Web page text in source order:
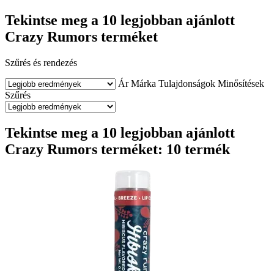
Tekintse meg a 10 legjobban ajánlott
Crazy Rumors terméket
Szűrés és rendezés
Ár Márka Tulajdonságok Minősítések
Szűrés
Tekintse meg a 10 legjobban ajánlott
Crazy Rumors terméket: 10 termék